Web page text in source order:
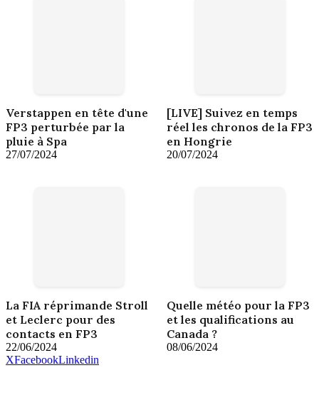
Verstappen en tête d'une
FP3 perturbée par la
pluie à Spa
27/07/2024
[LIVE] Suivez en temps
réel les chronos de la FP3
en Hongrie
20/07/2024
La FIA réprimande Stroll
et Leclerc pour des
contacts en FP3
22/06/2024
Quelle météo pour la FP3
et les qualifications au
Canada ?
08/06/2024
XFacebookLinkedin